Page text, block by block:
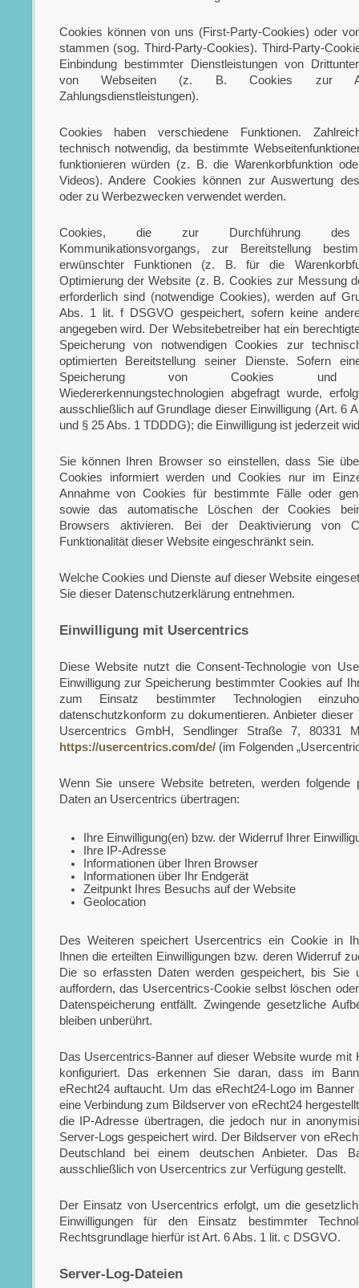
Cookies können von uns (First-Party-Cookies) oder
stammen (sog. Third-Party-Cookies). Third-Party-
Einbindung bestimmter Dienstleistungen von
von Webseiten (z. B. Cookies zur
Zahlungsdienstleistungen).
Cookies haben verschiedene Funktionen.
technisch notwendig, da bestimmte
funktionieren würden (z. B. die Warenkorbfunktion
Videos). Andere Cookies können zur Auswertung
oder zu Werbezwecken verwendet werden.
Cookies, die zur Durchführung des
Kommunikationsvorgangs, zur Bereitstellung
erwünschter Funktionen (z. B. für die
Optimierung der Website (z. B. Cookies zur Messung
erforderlich sind (notwendige Cookies), werden auf
Abs. 1 lit. f DSGVO gespeichert, sofern keine
angegeben wird. Der Websitebetreiber hat ein
Speicherung von notwendigen Cookies zur
optimierten Bereitstellung seiner Dienste. Sofern
Speicherung von Cookies und
Wiedererkennungstechnologien abgefragt wurde,
ausschließlich auf Grundlage dieser Einwilligung (Art. 6
und § 25 Abs. 1 TDDDG); die Einwilligung ist jederzeit
Sie können Ihren Browser so einstellen, dass Sie
Cookies informiert werden und Cookies nur im
Annahme von Cookies für bestimmte Fälle oder
sowie das automatische Löschen der Cookies
Browsers aktivieren. Bei der Deaktivierung von
Funktionalität dieser Website eingeschränkt sein.
Welche Cookies und Dienste auf dieser Website
Sie dieser Datenschutzerklärung entnehmen.
Einwilligung mit Usercentrics
Diese Website nutzt die Consent-Technologie von
Einwilligung zur Speicherung bestimmter Cookies auf
zum Einsatz bestimmter Technologien
datenschutzkonform zu dokumentieren. Anbieter dieser
Usercentrics GmbH, Sendlinger Straße 7, 80331
https://usercentrics.com/de/(im Folgenden
Wenn Sie unsere Website betreten, werden folgende
Daten an Usercentrics übertragen:
Ihre Einwilligung(en) bzw. der Widerruf Ihrer
Ihre IP-Adresse
Informationen über Ihren Browser
Informationen über Ihr Endgerät
Zeitpunkt Ihres Besuchs auf der Website
Geolocation
Des Weiteren speichert Usercentrics ein Cookie in
Ihnen die erteilten Einwilligungen bzw. deren Widerruf
Die so erfassten Daten werden gespeichert, bis Sie
auffordern, das Usercentrics-Cookie selbst löschen
Datenspeicherung entfällt. Zwingende gesetzliche
bleiben unberührt.
Das Usercentrics-Banner auf dieser Website wurde mit
konfiguriert. Das erkennen Sie daran, dass im
eRecht24 auftaucht. Um das eRecht24-Logo im Banner
eine Verbindung zum Bildserver von eRecht24
die IP-Adresse übertragen, die jedoch nur in
Server-Logs gespeichert wird. Der Bildserver von
Deutschland bei einem deutschen Anbieter. Das
ausschließlich von Usercentrics zur Verfügung gestellt.
Der Einsatz von Usercentrics erfolgt, um die
Einwilligungen für den Einsatz bestimmter
Rechtsgrundlage hierfür ist Art. 6 Abs. 1 lit. c DSGVO.
Server-Log-Dateien